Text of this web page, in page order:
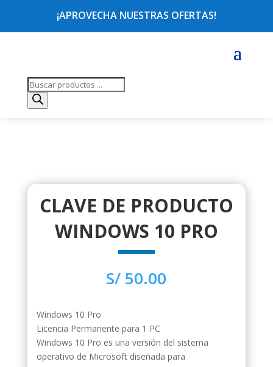
¡APROVECHA NUESTRAS OFERTAS!
Búsqueda
de
productos
CLAVE DE PRODUCTO
WINDOWS 10 PRO
S/ 50.00
Windows 10 Pro
Licencia Permanente para 1 PC
Windows 10 Pro es una versión del sistema
operativo de Microsoft diseñada para